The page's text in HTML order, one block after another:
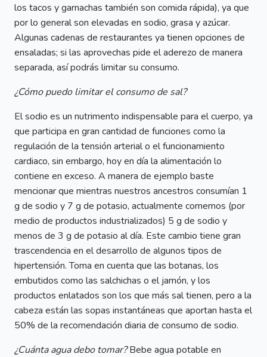
los tacos y garnachas también son comida rápida), ya que
por lo general son elevadas en sodio, grasa y azúcar.
Algunas cadenas de restaurantes ya tienen opciones de
ensaladas; si las aprovechas pide el aderezo de manera
separada, así podrás limitar su consumo.
¿Cómo puedo limitar el consumo de sal?
El sodio es un nutrimento indispensable para el cuerpo, ya
que participa en gran cantidad de funciones como la
regulación de la tensión arterial o el funcionamiento
cardiaco, sin embargo, hoy en día la alimentación lo
contiene en exceso. A manera de ejemplo baste
mencionar que mientras nuestros ancestros consumían 1
g de sodio y 7 g de potasio, actualmente comemos (por
medio de productos industrializados) 5 g de sodio y
menos de 3 g de potasio al día. Este cambio tiene gran
trascendencia en el desarrollo de algunos tipos de
hipertensión. Toma en cuenta que las botanas, los
embutidos como las salchichas o el jamón, y los
productos enlatados son los que más sal tienen, pero a la
cabeza están las sopas instantáneas que aportan hasta el
50% de la recomendación diaria de consumo de sodio.
¿Cuánta agua debo tomar?Bebe agua potable en